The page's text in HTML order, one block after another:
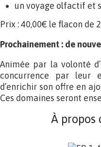
un voyage olfactif et
Prix : 40,00€ le flacon de
Prochainement : de
Animée par la volonté
concurrence par leur
d’enrichir son offre en
Ces domaines seront
À propos